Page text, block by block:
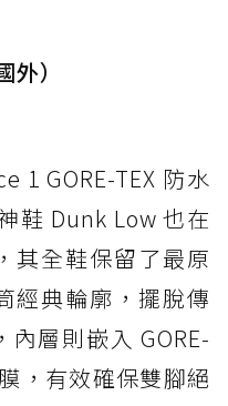
）
1 GORE-TEX 防水
鞋 Dunk Low 也在
其全鞋保留了最原
經典輪廓，擺脫傳
層則嵌入 GORE-
，有效確保雙腳絕